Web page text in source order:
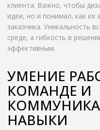
клиента. Важно, чтобы
идеи, но и понимал, как их
заказчика. Уникальность
среде, а гибкость в
эффективным.
УМЕНИЕ
КОМАНДЕ И
НАВЫКИ